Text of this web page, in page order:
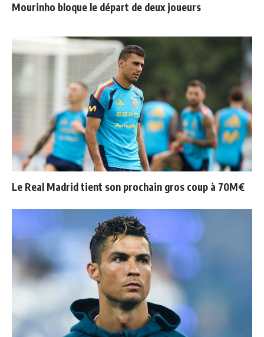
Mourinho bloque le départ de deux joueurs
Le Real Madrid tient son prochain gros coup à 70M€